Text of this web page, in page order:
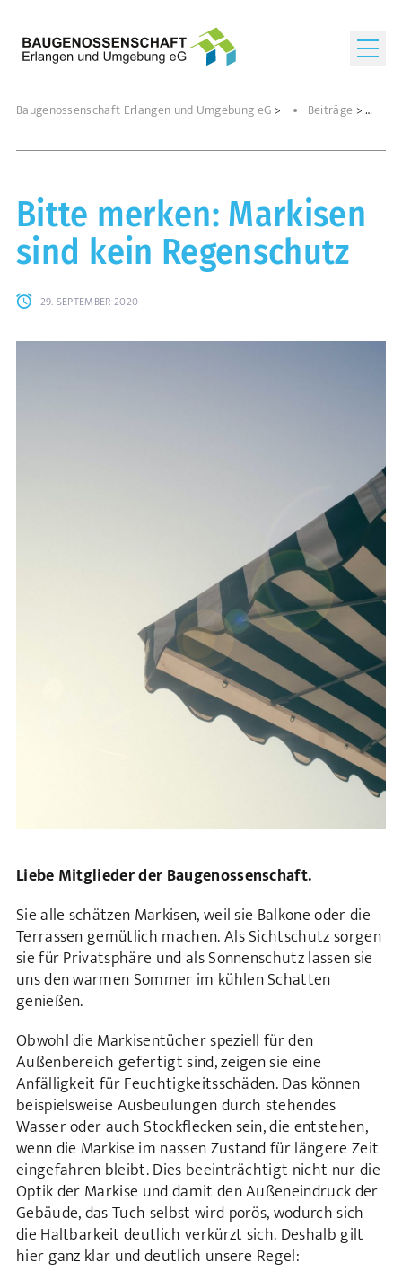
Baugenossenschaft Erlangen und Umgebung eG > Beiträge >
Bitte merken: Markisen
sind kein Regenschutz
29. SEPTEMBER 2020
Liebe Mitglieder der Baugenossenschaft.
Sie alle schätzen Markisen, weil sie Balkone oder die
Terrassen gemütlich machen. Als Sichtschutz sorgen
sie für Privatsphäre und als Sonnenschutz lassen sie
uns den warmen Sommer im kühlen Schatten
genießen.
Obwohl die Markisentücher speziell für den
Außenbereich gefertigt sind, zeigen sie eine
Anfälligkeit für Feuchtigkeitsschäden. Das können
beispielsweise Ausbeulungen durch stehendes
Wasser oder auch Stockflecken sein, die entstehen,
wenn die Markise im nassen Zustand für längere Zeit
eingefahren bleibt. Dies beeinträchtigt nicht nur die
Optik der Markise und damit den Außeneindruck der
Gebäude, das Tuch selbst wird porös, wodurch sich
die Haltbarkeit deutlich verkürzt sich. Deshalb gilt
hier ganz klar und deutlich unsere Regel: